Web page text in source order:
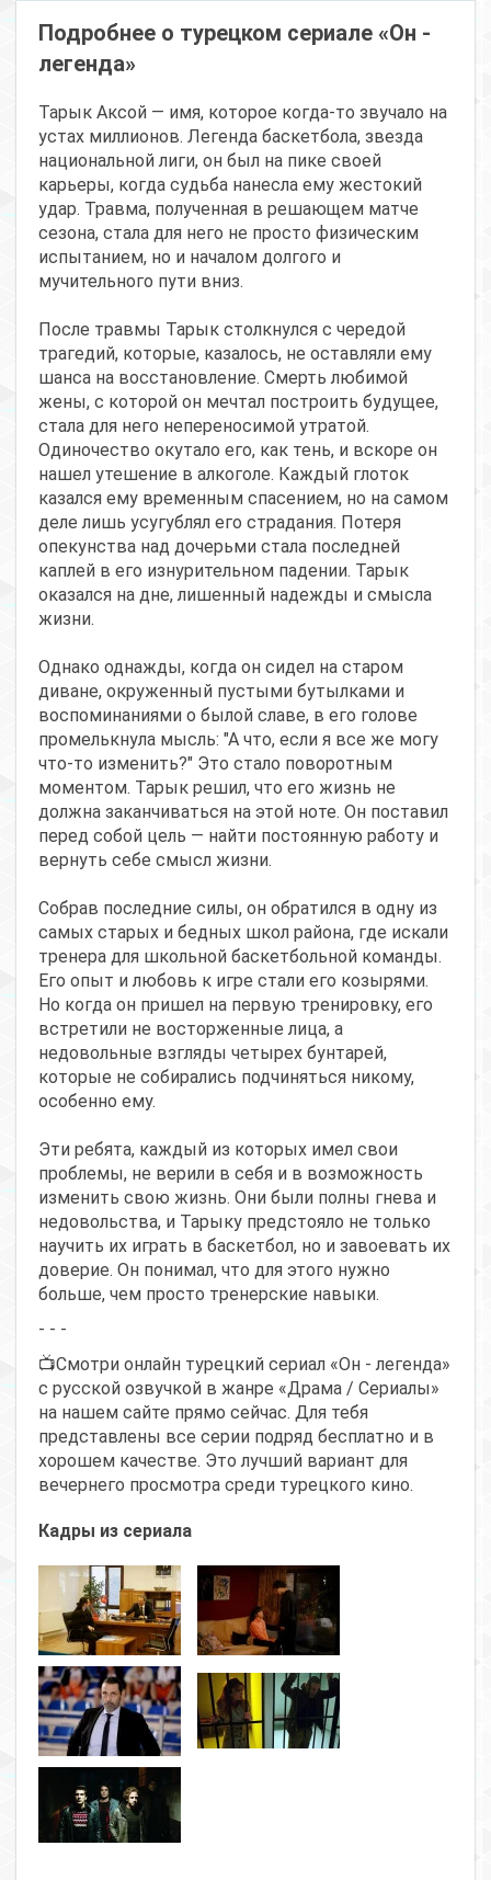
Подробнее о турецком сериале «Он -
легенда»
Тарык Аксой — имя, которое когда-то звучало на
устах миллионов. Легенда баскетбола, звезда
национальной лиги, он был на пике своей
карьеры, когда судьба нанесла ему жестокий
удар. Травма, полученная в решающем матче
сезона, стала для него не просто физическим
испытанием, но и началом долгого и
мучительного пути вниз.
После травмы Тарык столкнулся с чередой
трагедий, которые, казалось, не оставляли ему
шанса на восстановление. Смерть любимой
жены, с которой он мечтал построить будущее,
стала для него непереносимой утратой.
Одиночество окутало его, как тень, и вскоре он
нашел утешение в алкоголе. Каждый глоток
казался ему временным спасением, но на самом
деле лишь усугублял его страдания. Потеря
опекунства над дочерьми стала последней
каплей в его изнурительном падении. Тарык
оказался на дне, лишенный надежды и смысла
жизни.
Однако однажды, когда он сидел на старом
диване, окруженный пустыми бутылками и
воспоминаниями о былой славе, в его голове
промелькнула мысль: "А что, если я все же могу
что-то изменить?" Это стало поворотным
моментом. Тарык решил, что его жизнь не
должна заканчиваться на этой ноте. Он поставил
перед собой цель — найти постоянную работу и
вернуть себе смысл жизни.
Собрав последние силы, он обратился в одну из
самых старых и бедных школ района, где искали
тренера для школьной баскетбольной команды.
Его опыт и любовь к игре стали его козырями.
Но когда он пришел на первую тренировку, его
встретили не восторженные лица, а
недовольные взгляды четырех бунтарей,
которые не собирались подчиняться никому,
особенно ему.
Эти ребята, каждый из которых имел свои
проблемы, не верили в себя и в возможность
изменить свою жизнь. Они были полны гнева и
недовольства, и Тарыку предстояло не только
научить их играть в баскетбол, но и завоевать их
доверие. Он понимал, что для этого нужно
больше, чем просто тренерские навыки.
- - -
📺Смотри онлайн турецкий сериал «Он - легенда»
с русской озвучкой в жанре «Драма / Сериалы»
на нашем сайте прямо сейчас. Для тебя
представлены все серии подряд бесплатно и в
хорошем качестве. Это лучший вариант для
вечернего просмотра среди турецкого кино.
Кадры из сериала